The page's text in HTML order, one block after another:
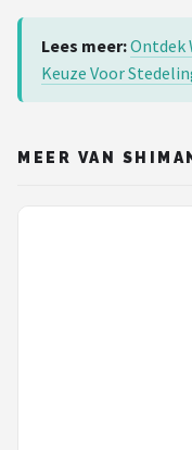
Lees meer:Ontdek
Keuze Voor
MEER VAN